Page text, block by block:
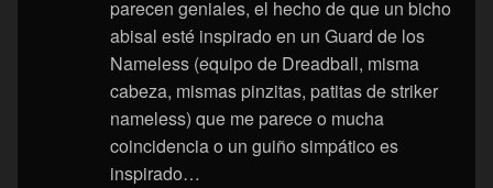
parecen geniales, el hecho de que un bicho
abisal esté inspirado en un Guard de los
Nameless (equipo de Dreadball, misma
cabeza, mismas pinzitas, patitas de striker
nameless) que me parece o mucha
coincidencia o un guiño simpático es
inspirado…